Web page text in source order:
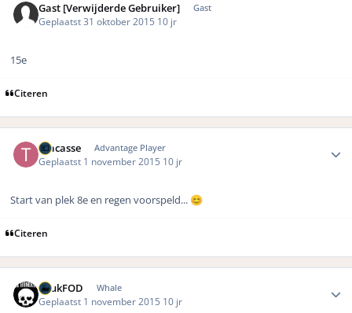
Gast [Verwijderde Gebruiker] Gast
Geplaatst 31 oktober 2015 10 jr
15e
Citeren
Tracasse Advantage Player
Geplaatst 1 november 2015 10 jr
Start van plek 8e en regen voorspeld... 😊
Citeren
LuukFOD Whale
Geplaatst 1 november 2015 10 jr